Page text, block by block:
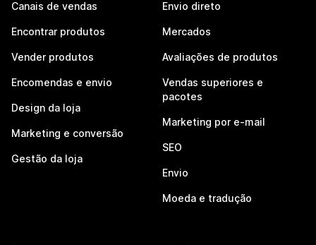
Canais de vendas
Encontrar produtos
Vender produtos
Encomendas e envio
Design da loja
Marketing e conversão
Gestão da loja
Envio direto
Mercados
Avaliações de produtos
Vendas superiores e
pacotes
Marketing por e-mail
SEO
Envio
Moeda e tradução